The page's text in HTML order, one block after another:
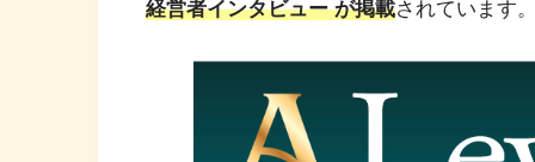
経営者インタビュー が掲載されています